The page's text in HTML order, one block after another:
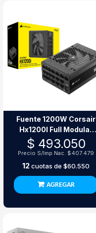
Fuente 1200W Corsair
Hx1200I Full Modular
80+ Platinum Atx 3.0
$ 493.050
Precio S/Imp.Nac. $407.479
12cuotas de $60.550
AGREGAR